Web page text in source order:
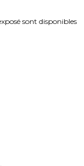
sont disponibles